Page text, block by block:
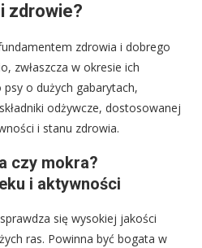
zdrowie?
zdrowia i dobrego
zwłaszcza w okresie ich
o dużych gabarytach,
odżywcze, dostosowanej
i stanu zdrowia.
czy mokra?
i aktywności
się wysokiej jakości
ras. Powinna być bogata w